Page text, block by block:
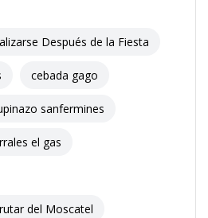
Después de la Fiesta
cebada gago
sanfermines
el gas
del Moscatel